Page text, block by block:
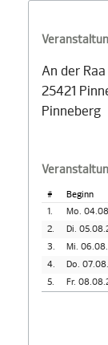
An der Raa
25421
Pinneberg
# Beginn
1.
Mo.
2.
Di.
3.
Mi.
4.
Do.
5.
Fr.